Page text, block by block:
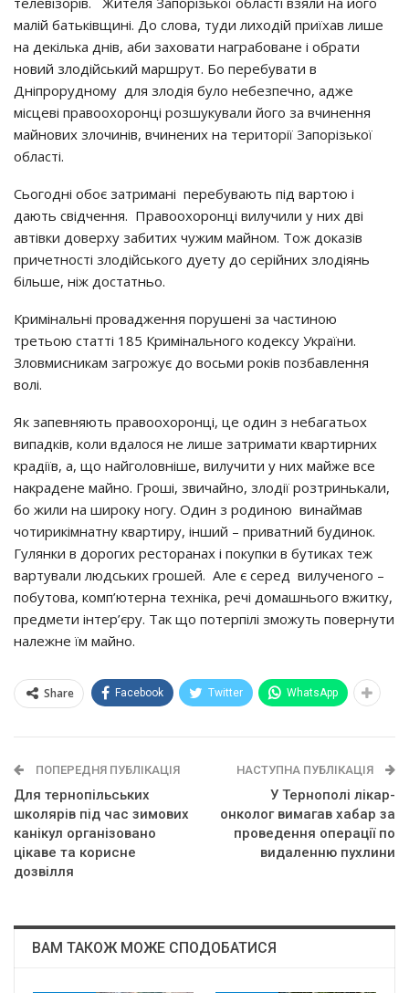
малій батьківщині. До слова, туди лиходій приїхав лише
на декілька днів, аби заховати награбоване і обрати
новий злодійський маршрут. Бо перебувати в
Дніпрорудному для злодія було небезпечно, адже
місцеві правоохоронці розшукували його за вчинення
майнових злочинів, вчинених на території Запорізької
області.
Сьогодні обоє затримані перебувають під вартою і
дають свідчення. Правоохоронці вилучили у них дві
автівки доверху забитих чужим майном. Тож доказів
причетності злодійського дуету до серійних злодіянь
більше, ніж достатньо.
Кримінальні провадження порушені за частиною
третьою статті 185 Кримінального кодексу України.
Зловмисникам загрожує до восьми років позбавлення
волі.
Як запевняють правоохоронці, це один з небагатьох
випадків, коли вдалося не лише затримати квартирних
крадіїв, а, що найголовніше, вилучити у них майже все
накрадене майно. Гроші, звичайно, злодії розтринькали,
бо жили на широку ногу. Один з родиною винаймав
чотирикімнатну квартиру, інший – приватний будинок.
Гулянки в дорогих ресторанах і покупки в бутиках теж
вартували людських грошей. Але є серед вилученого –
побутова, комп’ютерна техніка, речі домашнього вжитку,
предмети інтер’єру. Так що потерпілі зможуть повернути
належне їм майно.
Share Facebook Twitter WhatsApp
ПОПЕРЕДНЯ ПУБЛІКАЦІЯ
Для тернопільських
школярів під час зимових
канікул організовано
цікаве та корисне
дозвілля
НАСТУПНА ПУБЛІКАЦІЯ
У Тернополі лікар-
онколог вимагав хабар за
проведення операції по
видаленню пухлини
ВАМ ТАКОЖ МОЖЕ СПОДОБАТИСЯ